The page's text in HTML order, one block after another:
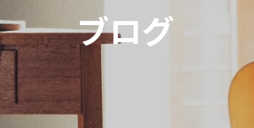
ブログ